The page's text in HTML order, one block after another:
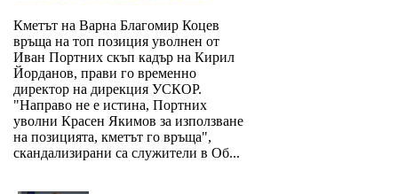
Кметът на Варна Благомир Коцев
връща на топ позиция уволнен от
Иван Портних скъп кадър на Кирил
Йорданов, прави го временно
директор на дирекция УСКОР.
"Направо не е истина, Портних
уволни Красен Якимов за използване
на позицията, кметът го връща",
скандализирани са служители в Об...